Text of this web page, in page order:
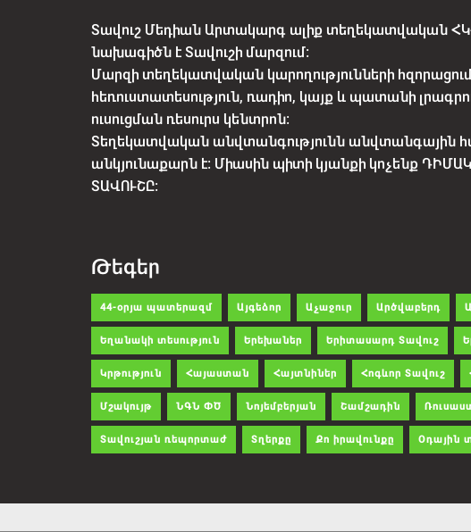
Տավուշ Մեդիան Արտակարգ ալիք տեղեկատվական ՀԿ-
նախագիծն է Տավուշի մարզում:
Մարզի տեղեկատվական կարողությունների
հեռուստատեսություն, ռադիո, կայք և պատանի
ուսուցման ռեսուրս կենտրոն:
Տեղեկատվական անվտանգությունն անվտանգային
անկյունաքարն է: Միասին պիտի կյանքի կոչենք
ՏԱՎՈՒՇԸ:
Թեգեր
44-օրյա պատերազմ Այգեձոր Աչաջուր Արծվաբերդ
Եղանակի տեսություն Երեխաներ Երիտասարդ Տավուշ
Կրթություն Հայաստան Հայտնիներ Հոգևոր Տավուշ
Մշակույթ ՆԳՆ ՓԾ Նոյեմբերյան Շամշադին
Տավուշյան ռեպորտաժ Տղերքը Քո իրավունքը Օդային